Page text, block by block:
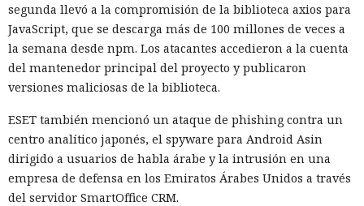
segunda llevó a la compromisión de la biblioteca axios para
JavaScript, que se descarga más de 100 millones de veces a
la semana desde npm. Los atacantes accedieron a la cuenta
del mantenedor principal del proyecto y publicaron
versiones maliciosas de la biblioteca.
ESET también mencionó un ataque de phishing contra un
centro analítico japonés, el spyware para Android Asin
dirigido a usuarios de habla árabe y la intrusión en una
empresa de defensa en los Emiratos Árabes Unidos a través
del servidor SmartOffice CRM.